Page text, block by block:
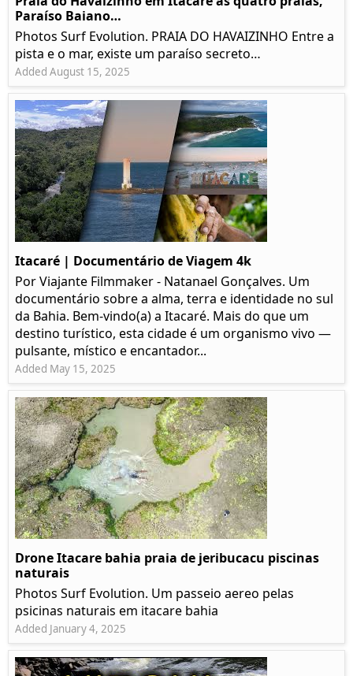
Paraíso Baiano…
Photos Surf Evolution. PRAIA DO HAVAIZINHO Entre a
pista e o mar, existe um paraíso secreto…
Added August 15, 2025
Itacaré | Documentário de Viagem 4k
Por Viajante Filmmaker - Natanael Gonçalves. Um
documentário sobre a alma, terra e identidade no sul
da Bahia. Bem-vindo(a) a Itacaré. Mais do que um
destino turístico, esta cidade é um organismo vivo —
pulsante, místico e encantador...
Added May 15, 2025
Drone Itacare bahia praia de jeribucacu piscinas
naturais
Photos Surf Evolution. Um passeio aereo pelas
psicinas naturais em itacare bahia
Added January 4, 2025